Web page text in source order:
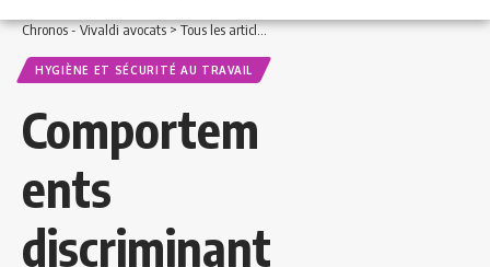
Chronos - Vivaldi avocats>Tous les articles >Ressources humaines>Hygiène et
HYGIÈNE ET SÉCURITÉ AU TRAVAIL
Comportem
ents
discriminant